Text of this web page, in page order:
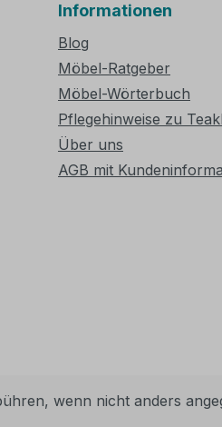
Informationen
Blog
Möbel-Ratgeber
Möbel-Wörterbuch
Pflegehinweise zu
Über uns
AGB mit
wenn nicht anders